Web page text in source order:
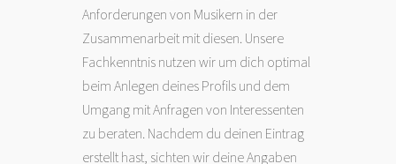
Anforderungen von Musikern in der
Zusammenarbeit mit diesen. Unsere
Fachkenntnis nutzen wir um dich optimal
beim Anlegen deines Profils und dem
Umgang mit Anfragen von Interessenten
zu beraten. Nachdem du deinen Eintrag
erstellt hast, sichten wir deine Angaben